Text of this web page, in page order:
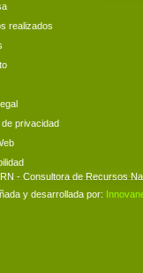
realizados
privacidad
- Consultora de Recursos
y desarrollada por: